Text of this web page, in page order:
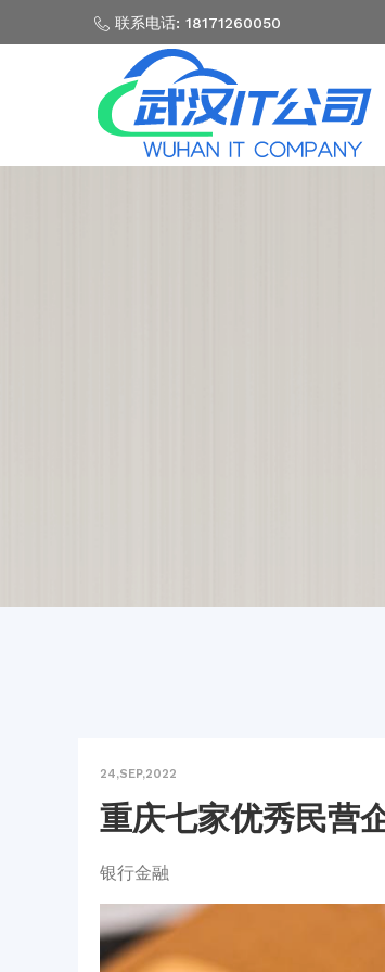
联系电话: 18171260050
24,SEP,2022
重庆七家优秀民营
银行金融